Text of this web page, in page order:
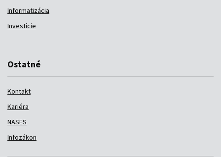
Informatizácia
Investície
Ostatné
Kontakt
Kariéra
NASES
Infozákon